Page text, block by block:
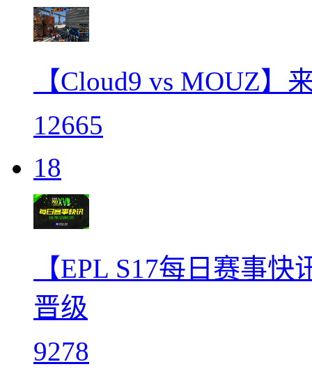
【Cloud9 vs MOUZ】
12665
18
【EPL S17每日赛事
晋级
9278